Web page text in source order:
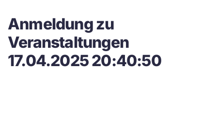
Anmeldung zu
Veranstaltungen
17.04.2025 20:40:50